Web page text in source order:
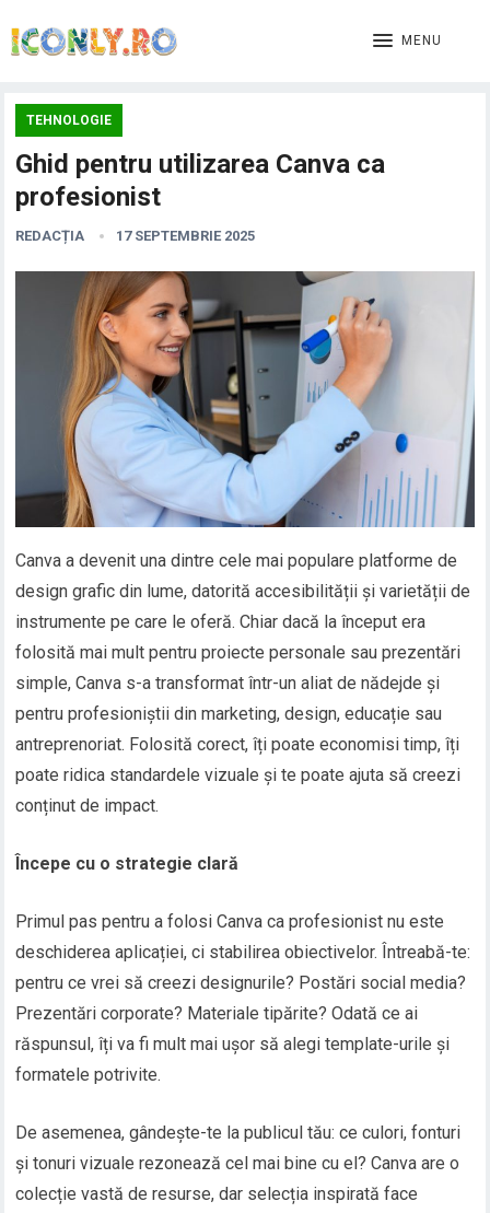
MENU
TEHNOLOGIE
Ghid pentru utilizarea Canva ca
profesionist
REDACȚIA 17 SEPTEMBRIE 2025
Canva a devenit una dintre cele mai populare platforme de
design grafic din lume, datorită accesibilității și varietății de
instrumente pe care le oferă. Chiar dacă la început era
folosită mai mult pentru proiecte personale sau prezentări
simple, Canva s-a transformat într-un aliat de nădejde și
pentru profesioniștii din marketing, design, educație sau
antreprenoriat. Folosită corect, îți poate economisi timp, îți
poate ridica standardele vizuale și te poate ajuta să creezi
conținut de impact.
Începe cu o strategie clară
Primul pas pentru a folosi Canva ca profesionist nu este
deschiderea aplicației, ci stabilirea obiectivelor. Întreabă-te:
pentru ce vrei să creezi designurile? Postări social media?
Prezentări corporate? Materiale tipărite? Odată ce ai
răspunsul, îți va fi mult mai ușor să alegi template-urile și
formatele potrivite.
De asemenea, gândește-te la publicul tău: ce culori, fonturi
și tonuri vizuale rezonează cel mai bine cu el? Canva are o
colecție vastă de resurse, dar selecția inspirată face